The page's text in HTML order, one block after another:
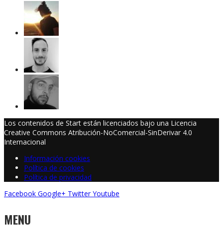
Los contenidos de Start están licenciados bajo una Licencia
Creative Commons Atribución-NoComercial-SinDerivar 4.0
Internacional
Información cookies
Política de cookies
Política de privacidad
Facebook Google+ Twitter Youtube
MENU